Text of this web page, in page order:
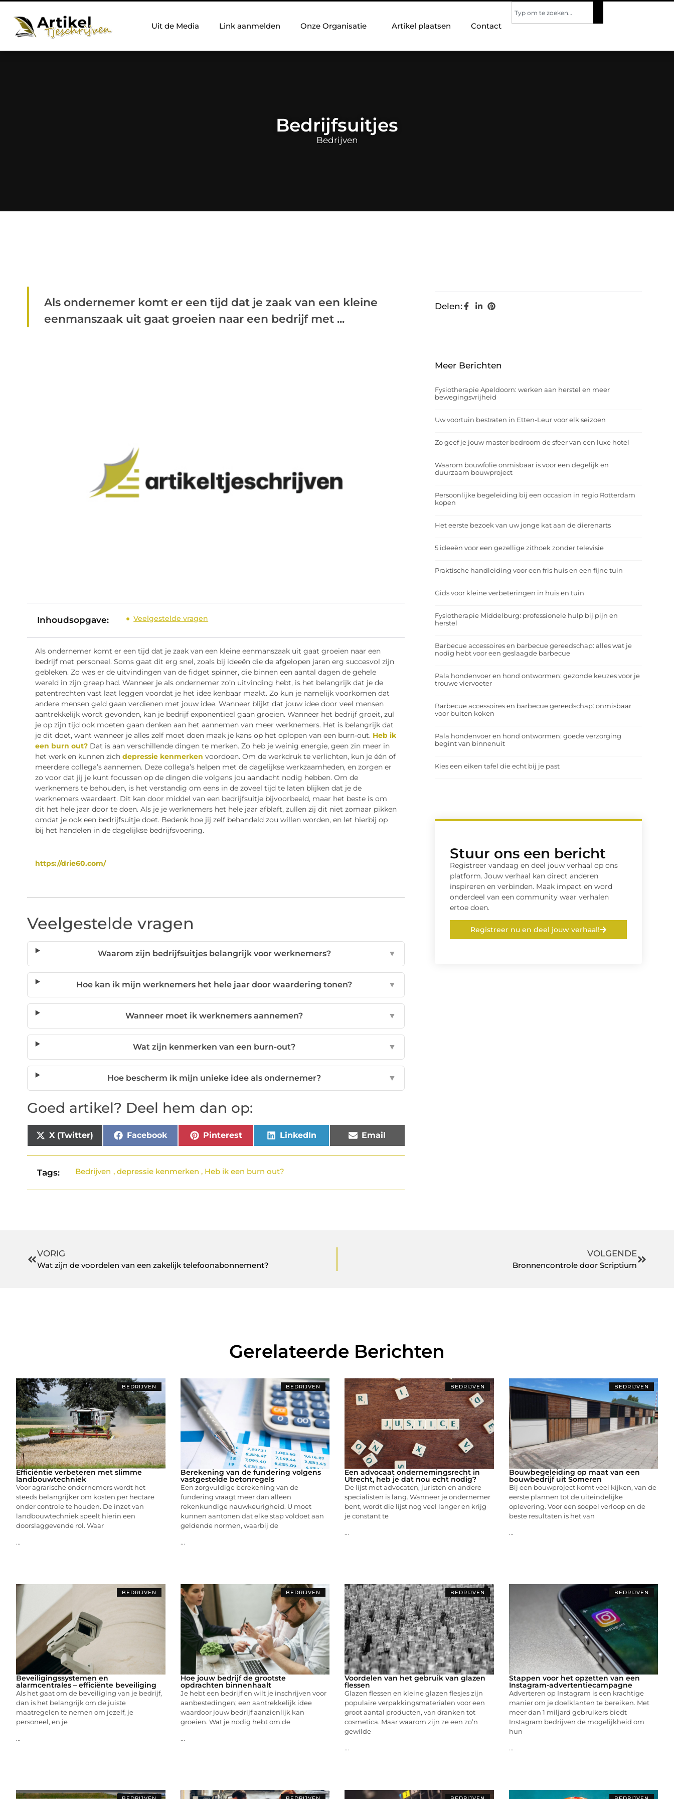
Uit de Media Link aanmelden Onze Organisatie Artikel plaatsen Contact
Bedrijfsuitjes
Bedrijven
Als ondernemer komt er een tijd dat je zaak van een kleine
eenmanszaak uit gaat groeien naar een bedrijf met ...
Inhoudsopgave: Veelgestelde vragen
Als ondernemer komt er een tijd dat je zaak van een kleine eenmanszaak uit gaat groeien naar een
bedrijf met personeel. Soms gaat dit erg snel, zoals bij ideeën die de afgelopen jaren erg succesvol zijn
gebleken. Zo was er de uitvindingen van de fidget spinner, die binnen een aantal dagen de gehele
wereld in zijn greep had. Wanneer je als ondernemer zo’n uitvinding hebt, is het belangrijk dat je de
patentrechten vast laat leggen voordat je het idee kenbaar maakt. Zo kun je namelijk voorkomen dat
andere mensen geld gaan verdienen met jouw idee. Wanneer blijkt dat jouw idee door veel mensen
aantrekkelijk wordt gevonden, kan je bedrijf exponentieel gaan groeien. Wanneer het bedrijf groeit, zul
je op zijn tijd ook moeten gaan denken aan het aannemen van meer werknemers. Het is belangrijk dat
je dit doet, want wanneer je alles zelf moet doen maak je kans op het oplopen van een burn-out. Heb ik
een burn out?Dat is aan verschillende dingen te merken. Zo heb je weinig energie, geen zin meer in
het werk en kunnen zich depressie kenmerken voordoen. Om de werkdruk te verlichten, kun je één of
meerdere collega’s aannemen. Deze collega’s helpen met de dagelijkse werkzaamheden, en zorgen er
zo voor dat jij je kunt focussen op de dingen die volgens jou aandacht nodig hebben. Om de
werknemers te behouden, is het verstandig om eens in de zoveel tijd te laten blijken dat je de
werknemers waardeert. Dit kan door middel van een bedrijfsuitje bijvoorbeeld, maar het beste is om
dit het hele jaar door te doen. Als je je werknemers het hele jaar afblaft, zullen zij dit niet zomaar pikken
omdat je ook een bedrijfsuitje doet. Bedenk hoe jij zelf behandeld zou willen worden, en let hierbij op
bij het handelen in de dagelijkse bedrijfsvoering.
https://drie60.com/
Veelgestelde vragen
Waarom zijn bedrijfsuitjes belangrijk voor werknemers? ▼
Hoe kan ik mijn werknemers het hele jaar door waardering tonen? ▼
Wanneer moet ik werknemers aannemen? ▼
Wat zijn kenmerken van een burn-out? ▼
Hoe bescherm ik mijn unieke idee als ondernemer? ▼
Goed artikel? Deel hem dan op:
X (Twitter) Facebook Pinterest LinkedIn Email
Tags: Bedrijven ,depressie kenmerken , Heb ik een burn out?
Delen:
Meer Berichten
Fysiotherapie Apeldoorn: werken aan herstel en meer
bewegingsvrijheid
Uw voortuin bestraten in Etten-Leur voor elk seizoen
Zo geef je jouw master bedroom de sfeer van een luxe hotel
Waarom bouwfolie onmisbaar is voor een degelijk en
duurzaam bouwproject
Persoonlijke begeleiding bij een occasion in regio Rotterdam
kopen
Het eerste bezoek van uw jonge kat aan de dierenarts
5 ideeën voor een gezellige zithoek zonder televisie
Praktische handleiding voor een fris huis en een fijne tuin
Gids voor kleine verbeteringen in huis en tuin
Fysiotherapie Middelburg: professionele hulp bij pijn en
herstel
Barbecue accessoires en barbecue gereedschap: alles wat je
nodig hebt voor een geslaagde barbecue
Pala hondenvoer en hond ontwormen: gezonde keuzes voor je
trouwe viervoeter
Barbecue accessoires en barbecue gereedschap: onmisbaar
voor buiten koken
Pala hondenvoer en hond ontwormen: goede verzorging
begint van binnenuit
Kies een eiken tafel die echt bij je past
Stuur ons een bericht
Registreer vandaag en deel jouw verhaal op ons
platform. Jouw verhaal kan direct anderen
inspireren en verbinden. Maak impact en word
onderdeel van een community waar verhalen
ertoe doen.
Registreer nu en deel jouw verhaal!
VORIG
Wat zijn de voordelen van een zakelijk telefoonabonnement?
VOLGENDE
Bronnencontrole door Scriptium
Gerelateerde Berichten
BEDRIJVEN
Efficiëntie verbeteren met slimme
landbouwtechniek
Voor agrarische ondernemers wordt het
steeds belangrijker om kosten per hectare
onder controle te houden. De inzet van
landbouwtechniek speelt hierin een
doorslaggevende rol. Waar
...
BEDRIJVEN
Berekening van de fundering volgens
vastgestelde betonregels
Een zorgvuldige berekening van de
fundering vraagt meer dan alleen
rekenkundige nauwkeurigheid. U moet
kunnen aantonen dat elke stap voldoet aan
geldende normen, waarbij de
...
BEDRIJVEN
Een advocaat ondernemingsrecht in
Utrecht, heb je dat nou echt nodig?
De lijst met advocaten, juristen en andere
specialisten is lang. Wanneer je ondernemer
bent, wordt die lijst nog veel langer en krijg
je constant te
...
BEDRIJVEN
Bouwbegeleiding op maat van een
bouwbedrijf uit Someren
Bij een bouwproject komt veel kijken, van de
eerste plannen tot de uiteindelijke
oplevering. Voor een soepel verloop en de
beste resultaten is het van
...
BEDRIJVEN
Beveiligingssystemen en
alarmcentrales – efficiënte beveiliging
Als het gaat om de beveiliging van je bedrijf,
dan is het belangrijk om de juiste
maatregelen te nemen om jezelf, je
personeel, en je
...
BEDRIJVEN
Hoe jouw bedrijf de grootste
opdrachten binnenhaalt
Je hebt een bedrijf en wilt je inschrijven voor
aanbestedingen; een aantrekkelijk idee
waardoor jouw bedrijf aanzienlijk kan
groeien. Wat je nodig hebt om de
...
BEDRIJVEN
Voordelen van het gebruik van glazen
flessen
Glazen flessen en kleine glazen flesjes zijn
populaire verpakkingsmaterialen voor een
groot aantal producten, van dranken tot
cosmetica. Maar waarom zijn ze een zo’n
gewilde
...
BEDRIJVEN
Stappen voor het opzetten van een
Instagram-advertentiecampagne
Adverteren op Instagram is een krachtige
manier om je doelklanten te bereiken. Met
meer dan 1 miljard gebruikers biedt
Instagram bedrijven de mogelijkheid om
hun
...